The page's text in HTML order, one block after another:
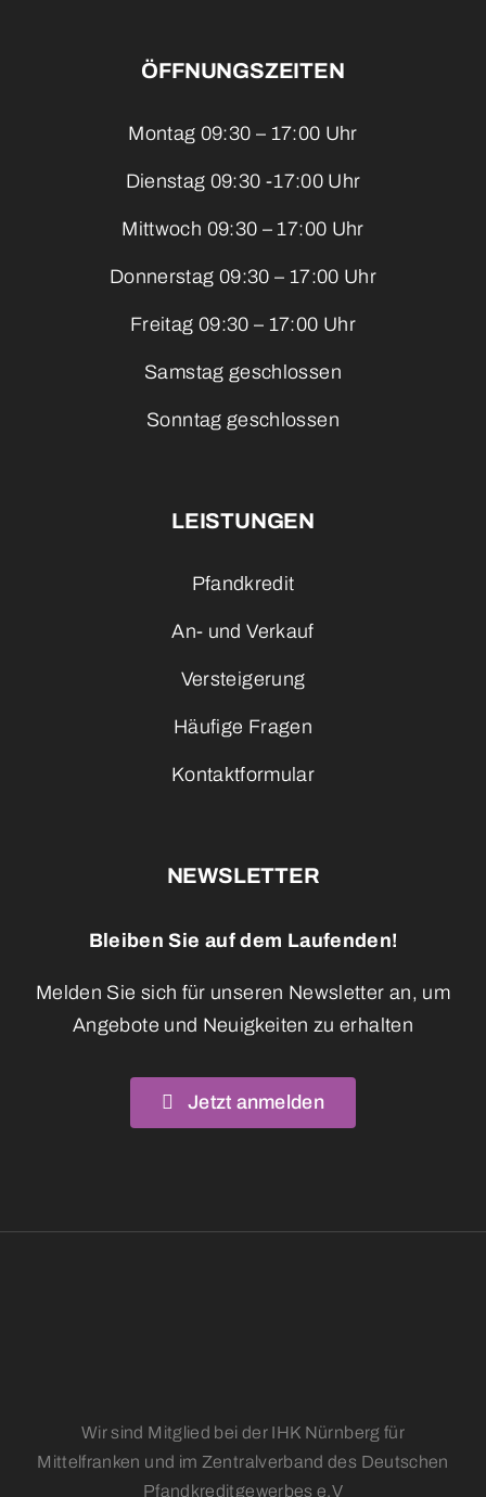
ÖFFNUNGSZEITEN
Montag 09:30 – 17:00 Uhr
Dienstag 09:30 -17:00 Uhr
Mittwoch 09:30 – 17:00 Uhr
Donnerstag 09:30 – 17:00 Uhr
Freitag 09:30 – 17:00 Uhr
Samstag geschlossen
Sonntag geschlossen
LEISTUNGEN
Pfandkredit
An- und Verkauf
Versteigerung
Häufige Fragen
Kontaktformular
NEWSLETTER
Bleiben Sie auf dem Laufenden!
Melden Sie sich für unseren Newsletter an, um
Angebote und Neuigkeiten zu erhalten
Jetzt anmelden
Wir sind Mitglied bei der IHK Nürnberg für
Mittelfranken und im Zentralverband des Deutschen
Pfandkreditgewerbes e.V